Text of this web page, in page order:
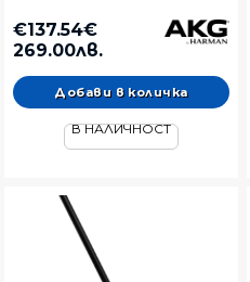
€137.54€
269.00лв.
В НАЛИЧНОСТ